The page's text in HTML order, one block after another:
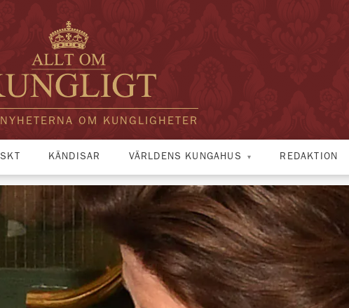
OM KUNGLIGHETER
KÄNDISAR VÄRLDENS KUNGAHUS REDAKTION